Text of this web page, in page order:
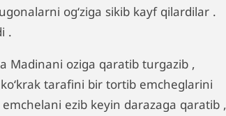
ogʻziga sikib kayf qilardilar .
.
Madinani oziga qaratib turgazib ,
tarafini bir tortib emcheglarini
ezib keyin darazaga qaratib ,